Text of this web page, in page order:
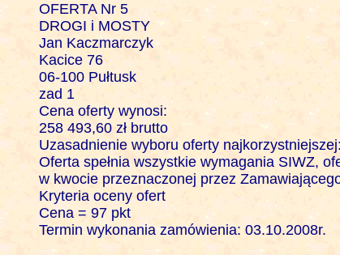
OFERTA Nr 5
DROGI i MOSTY
Jan Kaczmarczyk
Kacice 76
06-100 Pułtusk
zad 1
Cena oferty wynosi:
258 493,60 zł brutto
Uzasadnienie wyboru oferty najkorzystniejszej:
Oferta spełnia wszystkie wymagania SIWZ,
w kwocie przeznaczonej przez
Kryteria oceny ofert
Cena = 97 pkt
Termin wykonania zamówienia: 03.10.2008r.